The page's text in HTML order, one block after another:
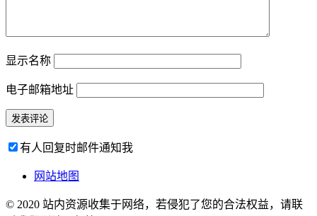
显示名称
电子邮箱地址
有人回复时邮件通知我
网站地图
© 2020 站内资源收集于网络，若侵犯了您的合法权益，请联